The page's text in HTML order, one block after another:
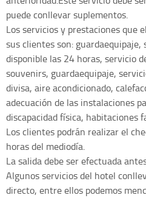
puede conllevar suplementos.
Los servicios y prestaciones que
sus clientes son: guardaequipaje,
disponible las 24 horas, servicio
souvenirs, guardaequipaje,
divisa, aire acondicionado,
adecuación de las instalaciones
discapacidad física, habitaciones
Los clientes podrán realizar el
horas del mediodía.
La salida debe ser efectuada
Algunos servicios del hotel
directo, entre ellos podemos